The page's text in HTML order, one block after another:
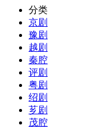
分类
京剧
豫剧
越剧
秦腔
评剧
粤剧
绍剧
芗剧
茂腔